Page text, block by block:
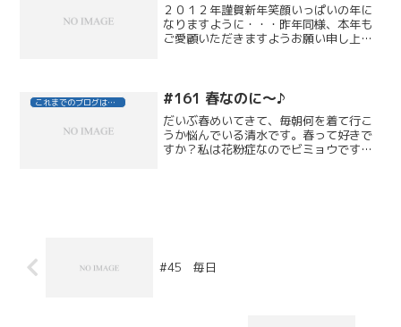
２０１２年謹賀新年笑顔いっぱいの年に
なりますように・・・昨年同様、本年も
ご愛顧いただきますようお願い申し上げ
来店のお客さまへご来店１...
これまでのブログはこちら #161 春なのに～♪
だいぶ春めいてきて、毎朝何を着て行こ
うか悩んでいる清水です。春って好きで
すか？私は花粉症なのでビミョウですけ
#45 毎日